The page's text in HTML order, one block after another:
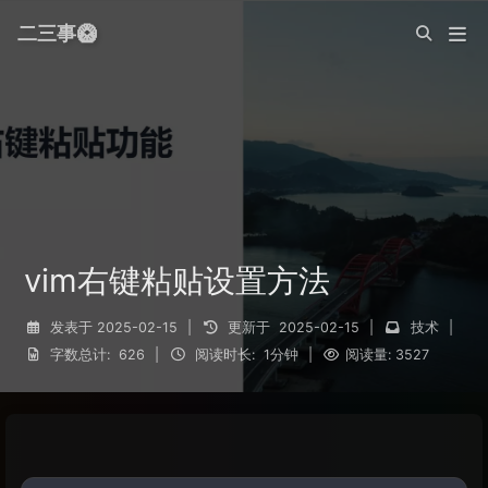
vim右键粘贴设置方法
发表于 2025-02-15 更新于 2025-02-15 技术
字数总计: 626 阅读时长: 1分钟 阅读量: 3527
二三事🥝